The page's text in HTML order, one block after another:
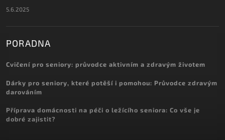
5.6.2025
PORADNA
Cvičení pro seniory: průvodce aktivním a zdravým životem
Dárky pro seniory, které potěší i pomohou: Průvodce zdravým
darováním
Příprava domácnosti na péči o ležícího seniora: Co vše je
dobré zajistit?